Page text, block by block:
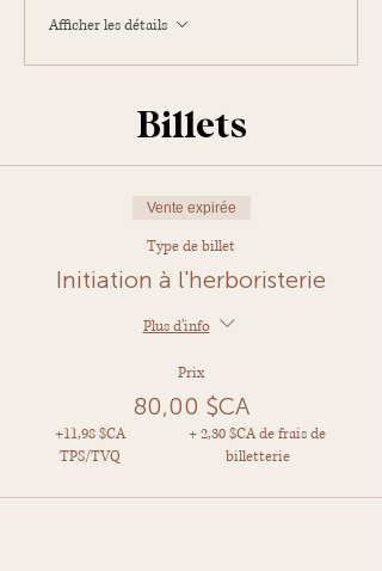
Afficher les détails
Billets
Vente expirée
Type de billet
Initiation à l'herboristerie
Plus d'info
Prix
80,00 $CA
+11,98 $CA
TPS/TVQ
+ 2,30 $CA de frais de
billetterie